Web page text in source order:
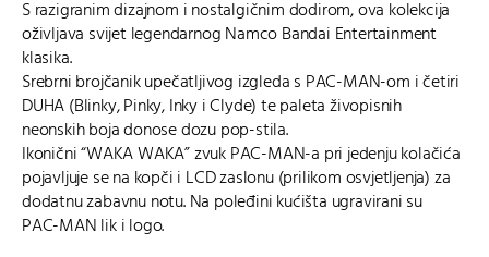
S razigranim dizajnom i nostalgičnim dodirom, ova kolekcija
oživljava svijet legendarnogNamco Bandai Entertainment
klasika.
Srebrni brojčanik upečatljivog izgleda s PAC-MAN-om i četiri
DUHA (Blinky, Pinky, Inky i Clyde) te paleta živopisnih
neonskih boja donose dozu pop-stila.
Ikonični “WAKA WAKA” zvuk PAC-MAN-a pri jedenju kolačića
pojavljuje se na kopči i LCD zaslonu (prilikom osvjetljenja) za
dodatnu zabavnu notu. Na poleđini kućišta ugravirani su
PAC-MAN lik i logo.